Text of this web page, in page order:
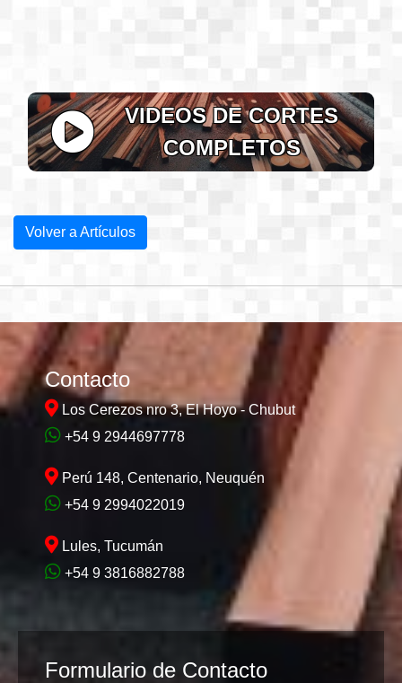
VIDEOS DE CORTES
COMPLETOS
Volver a Artículos
Contacto
Los Cerezos nro 3, El Hoyo - Chubut
+54 9 2944697778
Perú 148, Centenario, Neuquén
+54 9 2994022019
Lules, Tucumán
+54 9 3816882788
Formulario de Contacto